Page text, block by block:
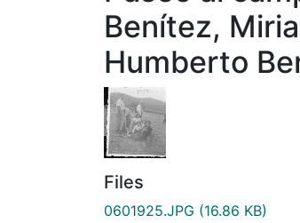
Benítez,
Humberto
Files
0601925.JPG (16.86 KB)